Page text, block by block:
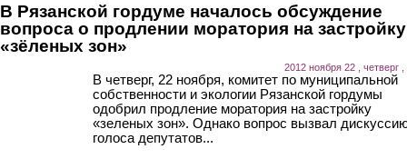
В Рязанской гордуме началось обсуждение
вопроса о продлении моратория на застройку
«зёленых зон»
2012 ноября 22 , четверг ,
В четверг, 22 ноября, комитет по муниципальной
собственности и экологии Рязанской гордумы
одобрил продление моратория на застройку
«зеленых зон». Однако вопрос вызвал
голоса депутатов...